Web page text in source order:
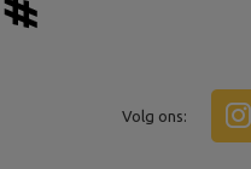
Volg ons: